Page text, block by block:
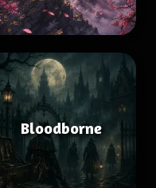
Bloodborne